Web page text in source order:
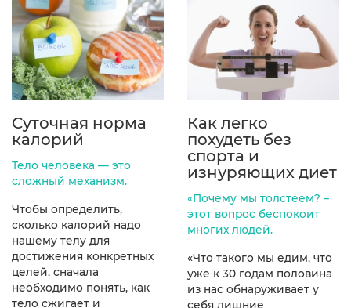
Суточная норма
калорий
Тело человека — это
сложный механизм.
Чтобы определить,
сколько калорий надо
нашему телу для
достижения конкретных
целей, сначала
необходимо понять, как
тело сжигает и
Как легко
похудеть без
спорта и
изнуряющих диет
«Почему мы толстеем? –
этот вопрос беспокоит
многих людей.
«Что такого мы едим, что
уже к 30 годам половина
из нас обнаруживает у
себя лишние